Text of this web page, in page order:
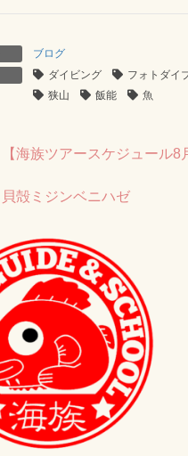
ブログ
ダイビング フォトダイ
狭山
飯能 魚
【海族ツアースケジュール8
貝殻ミジンベニハゼ